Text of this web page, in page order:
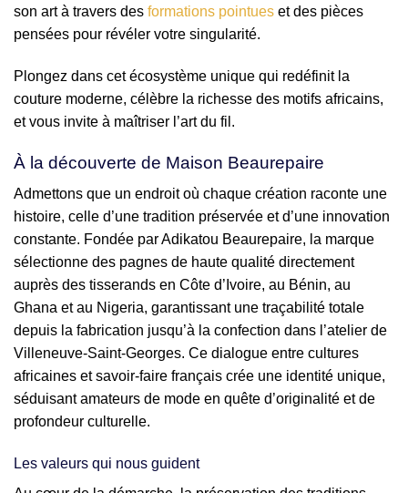
son art à travers des formations pointues et des pièces
pensées pour révéler votre singularité.
Plongez dans cet écosystème unique qui redéfinit la
couture moderne, célèbre la richesse des motifs africains,
et vous invite à maîtriser l’art du fil.
À la découverte de Maison Beaurepaire
Admettons que un endroit où chaque création raconte une
histoire, celle d’une tradition préservée et d’une innovation
constante. Fondée par Adikatou Beaurepaire, la marque
sélectionne des pagnes de haute qualité directement
auprès des tisserands en Côte d’Ivoire, au Bénin, au
Ghana et au Nigeria, garantissant une traçabilité totale
depuis la fabrication jusqu’à la confection dans l’atelier de
Villeneuve-Saint-Georges. Ce dialogue entre cultures
africaines et savoir-faire français crée une identité unique,
séduisant amateurs de mode en quête d’originalité et de
profondeur culturelle.
Les valeurs qui nous guident